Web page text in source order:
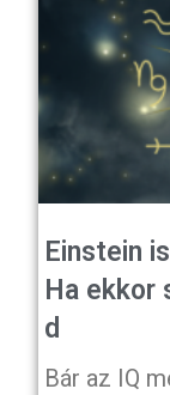
Einstein
Ha ekkor
d
Bár az IQ